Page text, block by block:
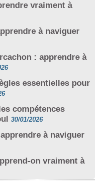
vraiment à
à naviguer
: apprendre à
essentielles pour
compétences
30/01/2026
à naviguer
on vraiment à